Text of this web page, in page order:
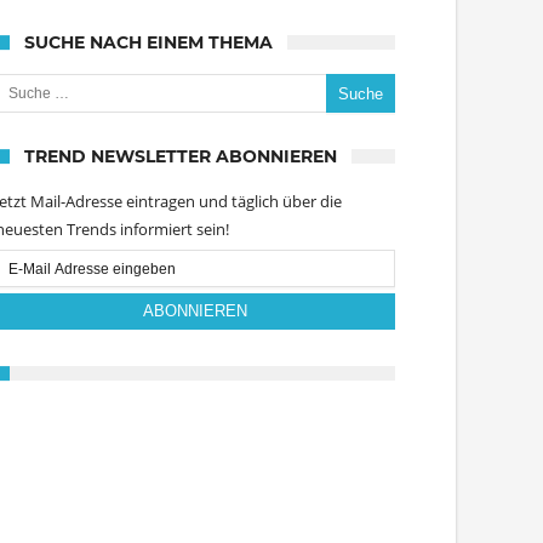
SUCHE NACH EINEM THEMA
nach:
TREND NEWSLETTER ABONNIEREN
Mail-Adresse eintragen und täglich über die
Trends informiert sein!
ABONNIEREN